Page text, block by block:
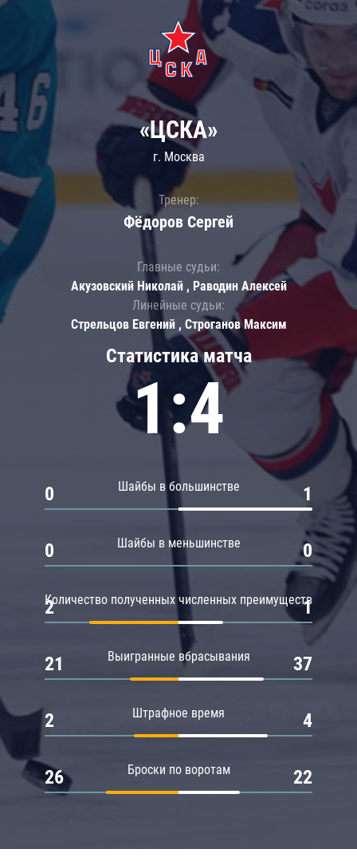
Статистика матча
1:4
Шайбы в большинстве
0 1
Шайбы в меньшинстве
0 0
Количество полученных численных преимуществ
2 1
Выигранные вбрасывания
21 37
Штрафное время
2 4
Броски по воротам
26 22
«ЦСКА»
г. Москва
Тренер:
Фёдоров Сергей
Главные судьи:
Акузовский Николай , Раводин Алексей
Линейные судьи:
Стрельцов Евгений , Строганов Максим